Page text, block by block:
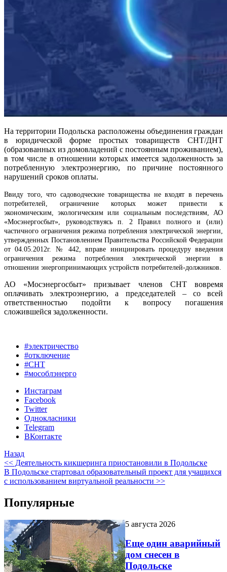
На территории Подольска расположены объединения граждан
в юридической форме простых товариществ СНТ/ДНТ
(образованных из домовладений с постоянным проживанием),
в том числе в отношении которых имеется задолженность за
потребленную электроэнергию, по причине постоянного
нарушений сроков оплаты.
Ввиду того, что садоводческие товарищества не входят в перечень
потребителей, ограничение которых может привести к
экономическим, экологическим или социальным последствиям, АО
«Мосэнергосбыт», руководствуясь п. 2 Правил полного и (или)
частичного ограничения режима потребления электрической энергии,
утвержденных Постановлением Правительства Российской Федерации
от 04.05.2012г. № 442, вправе инициировать процедуру введения
ограничения режима потребления электрической энергии в
отношении энергопринимающих устройств потребителей-должников.
АО «Мосэнергосбыт» призывает членов СНТ вовремя
оплачивать электроэнергию, а председателей – со всей
ответственностью подойти к вопросу погашения
сложившейся задолженности.
#электричество
#отключение
#СНТ
#мособлэнерго
Инстаграм
Facebook
Twitter
Однокласники
Telegram
ВКонтакте
Назад
<< Деятельность кикшеринга приостановили в Подольске
В Подольске стартовал образовательный проект для учащихся
с использованием виртуальной реальности >>
Популярные
5 августа 2026
Еще один аварийный
дом снесен в
Подольске